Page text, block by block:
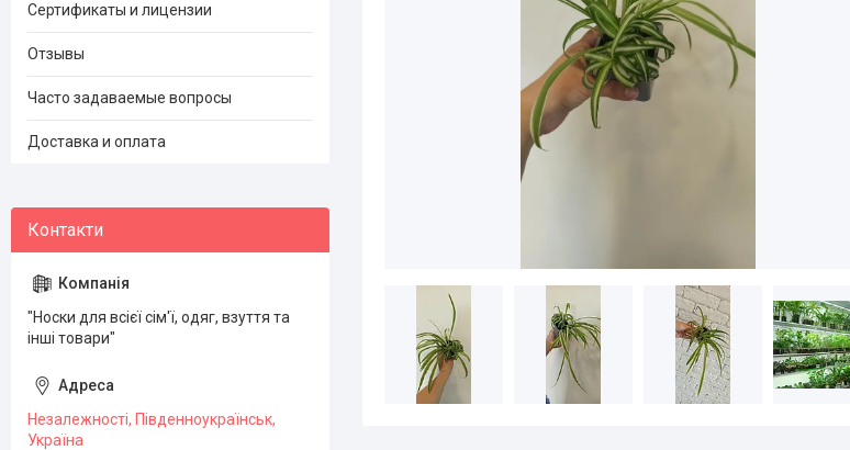
Сертификаты и лицензии
Отзывы
Часто задаваемые вопросы
Доставка и оплата
"Носки для всієї сім'ї, одяг, взуття та
інші товари"
Незалежності, Південноукраїнськ,
Україна